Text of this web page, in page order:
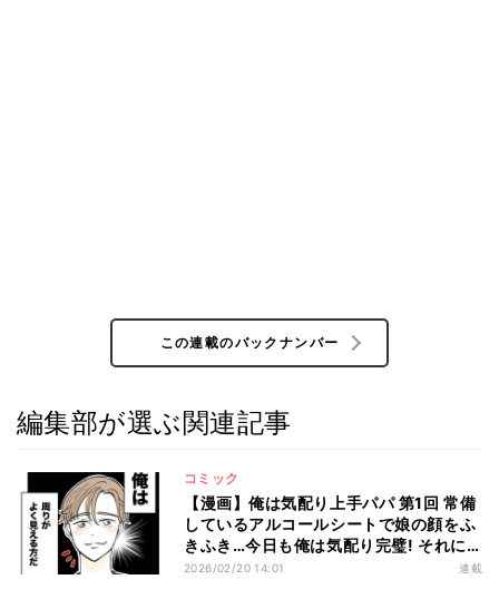
この連載のバックナンバー
編集部が選ぶ関連記事
コミック
【漫画】俺は気配り上手パパ 第1回 常備
しているアルコールシートで娘の顔をふ
きふき…今日も俺は気配り完璧! それに
比べて妻は…
2026/02/20 14:01 連載